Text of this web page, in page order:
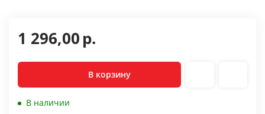
1 296,00р.
В корзину
В наличии